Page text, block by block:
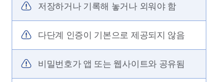
저장하거나 기록해 놓거나 외워야 함
다단계 인증이 기본으로 제공되지 않음
비밀번호가 앱 또는 웹사이트와 공유됨